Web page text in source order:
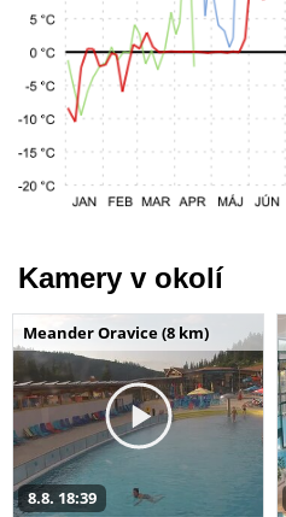
Kamery v okolí
Meander Oravice (8 km)
8.8. 18:39